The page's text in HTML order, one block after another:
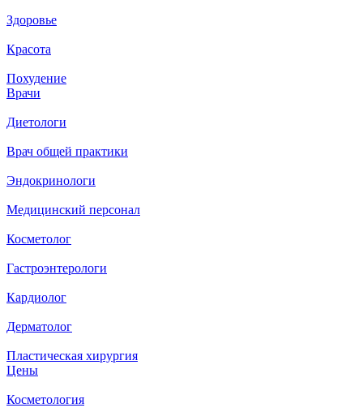
Здоровье
Красота
Похудение
Врачи
Диетологи
Врач общей практики
Эндокринологи
Медицинский персонал
Косметолог
Гастроэнтерологи
Кардиолог
Дерматолог
Пластическая хирургия
Цены
Косметология